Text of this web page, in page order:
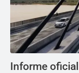
Informe